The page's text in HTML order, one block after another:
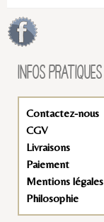
INFOS PRATIQUES
Contactez-nous
CGV
Livraisons
Paiement
Mentions légales
Philosophie